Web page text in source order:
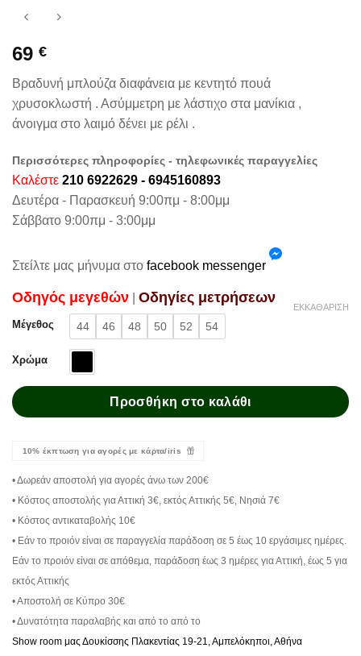
69 €
Βραδυνή μπλούζα διαφάνεια με κεντητό πουά
χρυσοκλωστή . Ασύμμετρη με λάστιχο στα μανίκια ,
άνοιγμα στο λαιμό δένει με ρέλι .
Περισσότερες πληροφορίες - τηλεφωνικές παραγγελίες
Καλέστε 210 6922629 - 6945160893
Δευτέρα - Παρασκευή 9:00πμ - 8:00μμ
Σάββατο 9:00πμ - 3:00μμ
Στείλτε μας μήνυμα στο facebook messenger
Oδηγός μεγεθών Oδηγίες μετρήσεων
Μέγεθος 44 46 48 50 52 54
Χρώμα
ΕΚΚΑΘΆΡΙΣΗ
Προσθήκη στο καλάθι
10% έκπτωση για αγορές με κάρτα/iris
• Δωρεάν αποστολή για αγορές άνω των 200€
• Κόστος αποστολής για Αττική 3€, εκτός Αττικής 5€, Νησιά 7€
• Κόστος αντικαταβολής 10€
• Εάν το προιόν είναι σε παραγγελία παράδοση σε 5 έως 10 εργάσιμες ημέρες.
Εάν το προιόν είναι σε απόθεμα, παράδοση έως 3 ημέρες για Αττική, έως 5 για
εκτός Αττικής
• Αποστολή σε Κύπρο 30€
• Δυνατότητα παραλαβής και από το από το
Show room μας Δουκίσσης Πλακεντίας 19-21, Αμπελόκηποι, Αθήνα